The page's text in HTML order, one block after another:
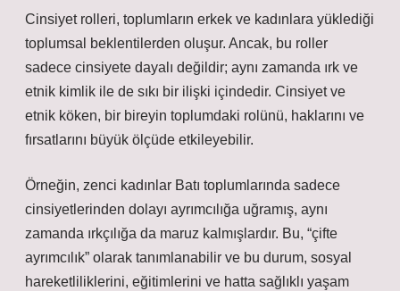
Cinsiyet rolleri, toplumların erkek ve kadınlara yüklediği
toplumsal beklentilerden oluşur. Ancak, bu roller
sadece cinsiyete dayalı değildir; aynı zamanda ırk ve
etnik kimlik ile de sıkı bir ilişki içindedir. Cinsiyet ve
etnik köken, bir bireyin toplumdaki rolünü, haklarını ve
fırsatlarını büyük ölçüde etkileyebilir.
Örneğin, zenci kadınlar Batı toplumlarında sadece
cinsiyetlerinden dolayı ayrımcılığa uğramış, aynı
zamanda ırkçılığa da maruz kalmışlardır. Bu, “çifte
ayrımcılık” olarak tanımlanabilir ve bu durum, sosyal
hareketliliklerini, eğitimlerini ve hatta sağlıklı yaşam